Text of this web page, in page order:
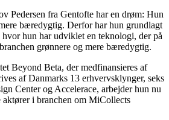
Pedersen fra Gentofte har en drøm: Hun
bæredygtig. Derfor har hun grundlagt
hun har udviklet en teknologi, der på
grønnere og mere bæredygtig.
Beyond Beta, der medfinansieres af
af Danmarks 13 erhvervsklynger, seks
Center og Accelerace, arbejder hun nu
aktører i branchen om MiCollects